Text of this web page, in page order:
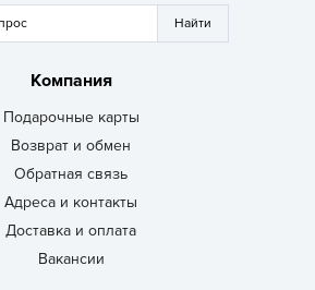
Компания
Подарочные карты
Возврат и обмен
Обратная связь
Адреса и контакты
Доставка и оплата
Вакансии